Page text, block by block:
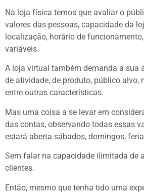
Na loja física temos que avaliar o
valores das pessoas, capacidade da
localização, horário de
variáveis.
A loja virtual também demanda a sua
de atividade, de produto, público alvo,
entre outras características.
Mas uma coisa a se levar em
das contas, observando todas essas
estará aberta sábados, domingos,
Sem falar na capacidade ilimitada de
clientes.
Então, mesmo que tenha tido uma